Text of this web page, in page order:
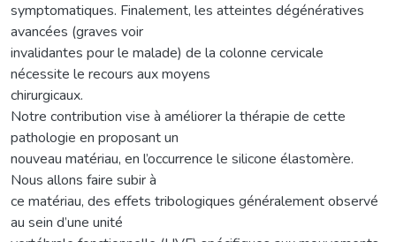
symptomatiques. Finalement, les atteintes dégénératives
avancées (graves voir
invalidantes pour le malade) de la colonne cervicale
nécessite le recours aux moyens
chirurgicaux.
Notre contribution vise à améliorer la thérapie de cette
pathologie en proposant un
nouveau matériau, en l’occurrence le silicone élastomère.
Nous allons faire subir à
ce matériau, des effets tribologiques généralement observé
au sein d’une unité